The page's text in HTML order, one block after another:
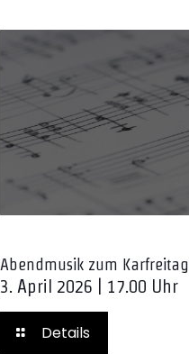
Abendmusik zum Karfreitag
3. April 2026 | 17.00 Uhr
Details